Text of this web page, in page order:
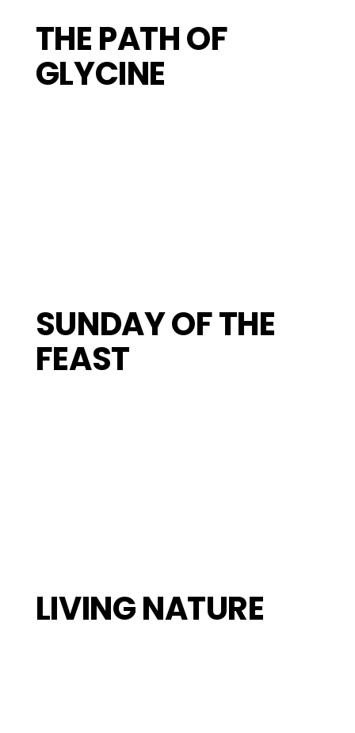
THE PATH OF
GLYCINE
SUNDAY OF THE
FEAST
LIVING NATURE